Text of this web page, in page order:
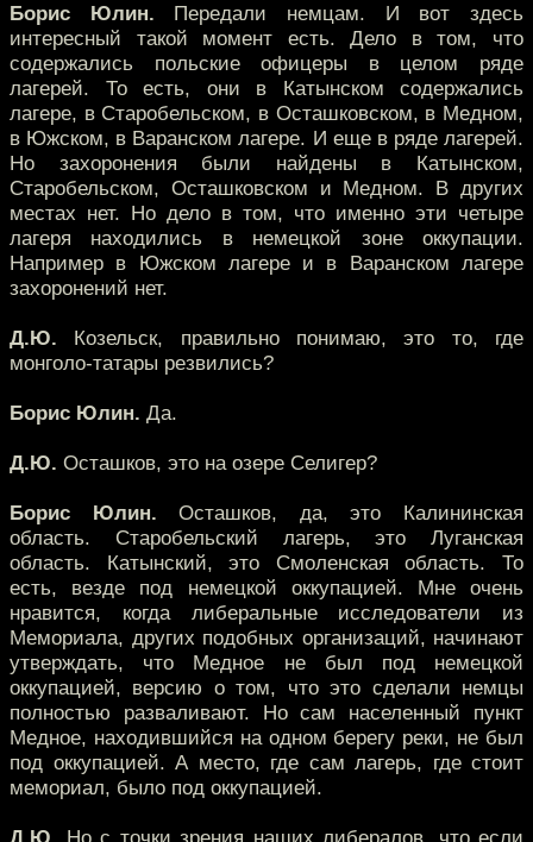
Борис Юлин. Передали немцам. И вот здесь
интересный такой момент есть. Дело в том, что
содержались польские офицеры в целом ряде
лагерей. То есть, они в Катынском содержались
лагере, в Старобельском, в Осташковском, в Медном,
в Южском, в Варанском лагере. И еще в ряде лагерей.
Но захоронения были найдены в Катынском,
Старобельском, Осташковском и Медном. В других
местах нет. Но дело в том, что именно эти четыре
лагеря находились в немецкой зоне оккупации.
Например в Южском лагере и в Варанском лагере
захоронений нет.
Д.Ю. Козельск, правильно понимаю, это то, где
монголо-татары резвились?
Борис Юлин. Да.
Д.Ю. Осташков, это на озере Селигер?
Борис Юлин. Осташков, да, это Калининская
область. Старобельский лагерь, это Луганская
область. Катынский, это Смоленская область. То
есть, везде под немецкой оккупацией. Мне очень
нравится, когда либеральные исследователи из
Мемориала, других подобных организаций, начинают
утверждать, что Медное не был под немецкой
оккупацией, версию о том, что это сделали немцы
полностью разваливают. Но сам населенный пункт
Медное, находившийся на одном берегу реки, не был
под оккупацией. А место, где сам лагерь, где стоит
мемориал, было под оккупацией.